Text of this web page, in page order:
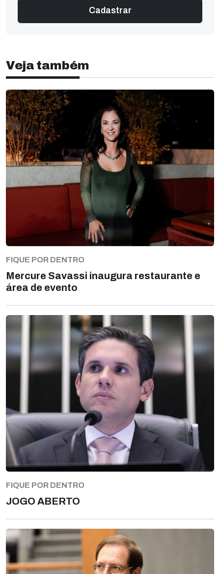
Veja também
FIQUE POR DENTRO
Mercure Savassi inaugura restaurante e
área de evento
FIQUE POR DENTRO
JOGO ABERTO